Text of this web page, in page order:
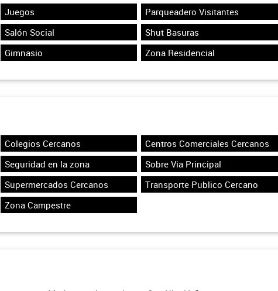
Juegos
Parqueadero Visitantes
Salón Social
Shut Basuras
Gimnasio Zona Residencial
Colegios Cercanos
Centros Comerciales Cercanos
Seguridad en la zona
Sobre Via Principal
Supermercados Cercanos
Transporte Publico Cercano
Zona Campestre